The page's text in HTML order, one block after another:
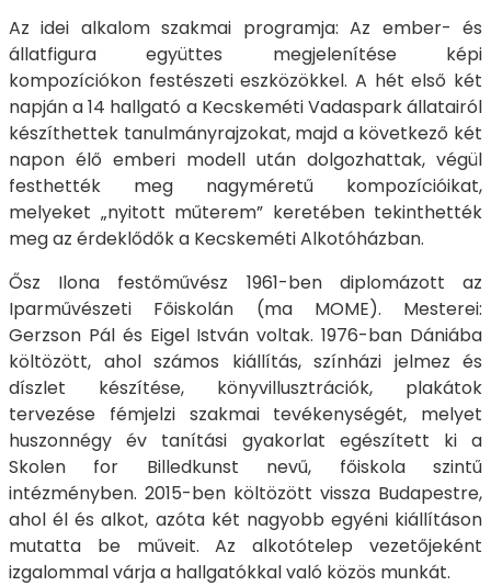
Az idei alkalom szakmai programja: Az ember- és
állatfigura együttes megjelenítése képi
kompozíciókon festészeti eszközökkel. A hét első két
napján a 14 hallgató a Kecskeméti Vadaspark állatairól
készíthettek tanulmányrajzokat, majd a következő két
napon élő emberi modell után dolgozhattak, végül
festhették meg nagyméretű kompozícióikat,
melyeket „nyitott műterem” keretében tekinthették
meg az érdeklődők a Kecskeméti Alkotóházban.
Ősz Ilona festőművész 1961-ben diplomázott az
Iparművészeti Főiskolán (ma MOME). Mesterei:
Gerzson Pál és Eigel István voltak. 1976-ban Dániába
költözött, ahol számos kiállítás, színházi jelmez és
díszlet készítése, könyvillusztrációk, plakátok
tervezése fémjelzi szakmai tevékenységét, melyet
huszonnégy év tanítási gyakorlat egészített ki a
Skolen for Billedkunst nevű, főiskola szintű
intézményben. 2015-ben költözött vissza Budapestre,
ahol él és alkot, azóta két nagyobb egyéni kiállításon
mutatta be műveit. Az alkotótelep vezetőjeként
izgalommal várja a hallgatókkal való közös munkát.